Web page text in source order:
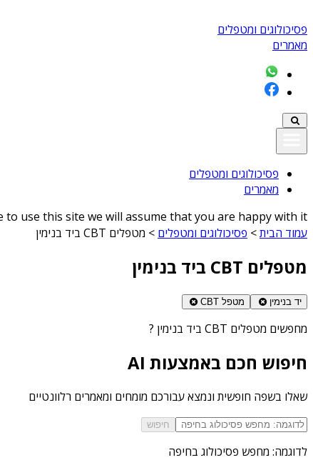
פסיכולוגים ומטפלים
מאמרים
פסיכולוגים ומטפלים
מאמרים
use this site we will assume that you are happy with it
עמוד הבית> פסיכולוגים ומטפלים > מטפלים CBT ביד בנימין
מטפלים CBT ביד בנימין
יד בנימין מטפל CBT
מחפשים מטפלים CBT ביד בנימין ?
חיפוש חכם באמצעות AI
שאלו בשפה חופשית ונמצא עבורכם מומחים ומאמרים רלוונטיים
חיפוש
לדוגמה: מחפש פסיכולוג בחיפה